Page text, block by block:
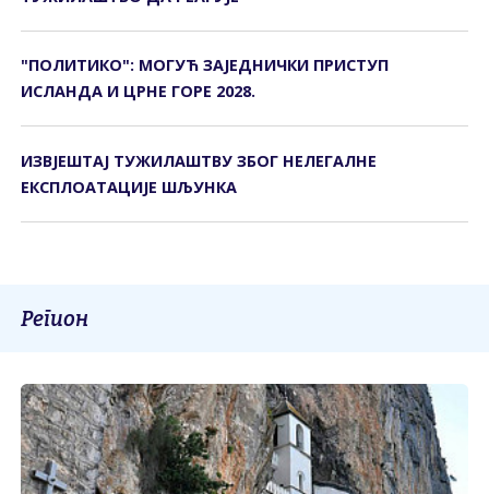
"ПОЛИТИКО": МОГУЋ ЗАЈЕДНИЧКИ ПРИСТУП
ИСЛАНДА И ЦРНЕ ГОРЕ 2028.
ИЗВЈЕШТАЈ ТУЖИЛАШТВУ ЗБОГ НЕЛЕГАЛНЕ
ЕКСПЛОАТАЦИЈЕ ШЉУНКА
Регион